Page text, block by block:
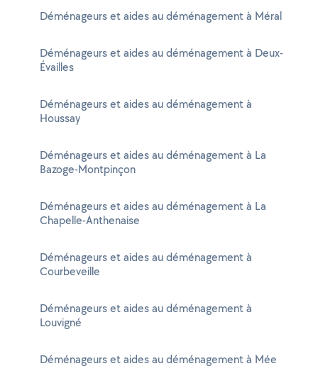
Déménageurs et aides au déménagement à Méral
Déménageurs et aides au déménagement à Deux-
Évailles
Déménageurs et aides au déménagement à
Houssay
Déménageurs et aides au déménagement à La
Bazoge-Montpinçon
Déménageurs et aides au déménagement à La
Chapelle-Anthenaise
Déménageurs et aides au déménagement à
Courbeveille
Déménageurs et aides au déménagement à
Louvigné
Déménageurs et aides au déménagement à Mée